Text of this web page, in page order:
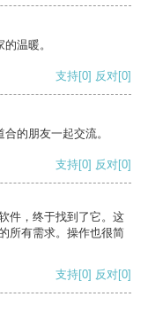
温暖。
支持[0] 反对[0]
的朋友一起交流。
支持[0] 反对[0]
件，终于找到了它。这
所有需求。操作也很简
支持[0] 反对[0]